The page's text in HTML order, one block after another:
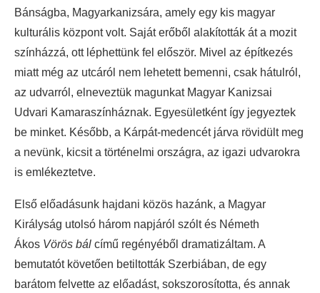
Bánságba, Magyarkanizsára, amely egy kis magyar
kulturális központ volt. Saját erőből alakították át a mozit
színházzá, ott léphettünk fel először. Mivel az építkezés
miatt még az utcáról nem lehetett bemenni, csak hátulról,
az udvarról, elneveztük magunkat Magyar Kanizsai
Udvari Kamaraszínháznak. Egyesületként így jegyeztek
be minket. Később, a Kárpát-medencét járva rövidült meg
a nevünk, kicsit a történelmi országra, az igazi udvarokra
is emlékeztetve.
Első előadásunk hajdani közös hazánk, a Magyar
Királyság utolsó három napjáról szólt és Németh
Ákos Vörös bál című regényéből dramatizáltam. A
bemutatót követően betiltották Szerbiában, de egy
barátom felvette az előadást, sokszorosította, és annak